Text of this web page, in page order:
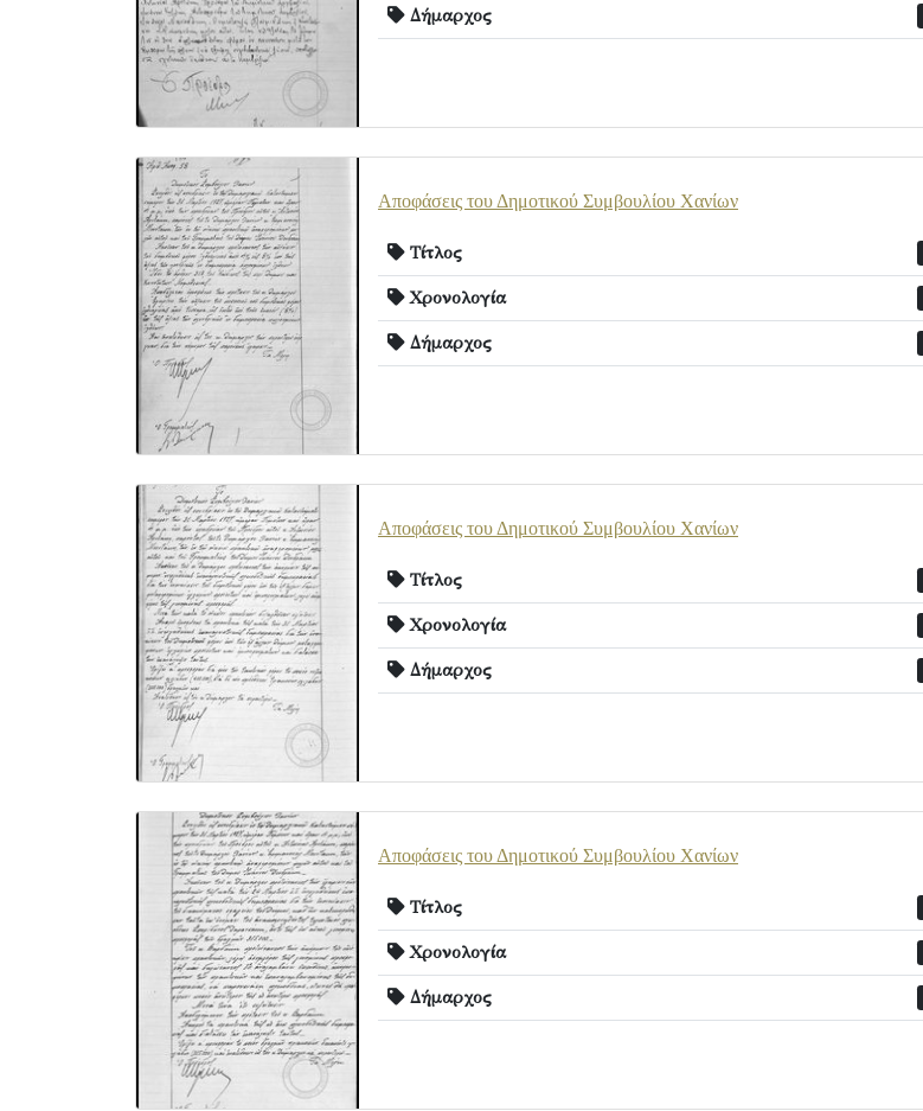
Δήμαρχος
Αποφάσεις του Δημοτικού Συμβουλίου Χανίων
Τίτλος
Χρονολογία
Δήμαρχος
Αποφάσεις του Δημοτικού Συμβουλίου Χανίων
Τίτλος
Χρονολογία
Δήμαρχος
Αποφάσεις του Δημοτικού Συμβουλίου Χανίων
Τίτλος
Χρονολογία
Δήμαρχος